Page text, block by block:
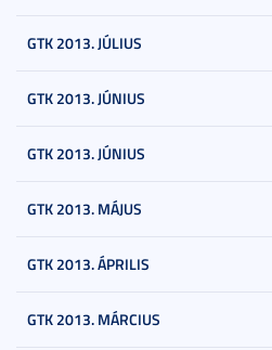
GTK 2013. JÚLIUS
GTK 2013. JÚNIUS
GTK 2013. JÚNIUS
GTK 2013. MÁJUS
GTK 2013. ÁPRILIS
GTK 2013. MÁRCIUS